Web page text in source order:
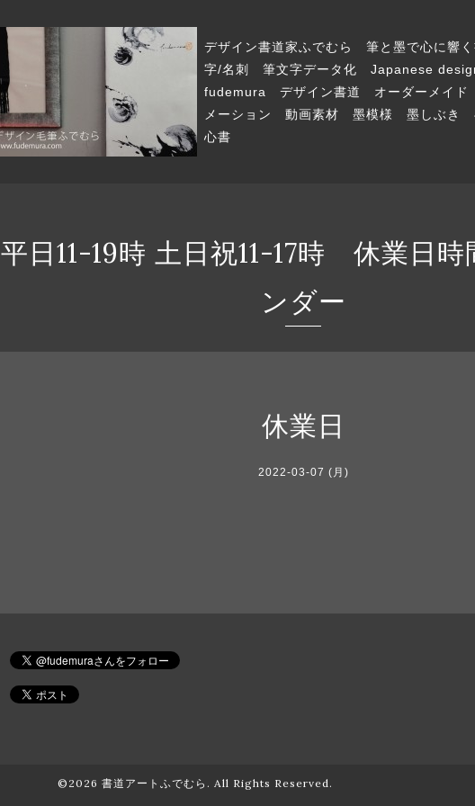
デザイン書道家ふでむら 筆と墨で心に響
字/名刺 筆文字データ化 Japanese
fudemura デザイン書道 オーダーメイ
メーション 動画素材 墨模様 墨しぶき
心書
平日11-19時 土日祝11-17時 休業日時
ンダー
休業日
2022-03-07 (月)
©2026 書道アートふでむら . All Rights Reserved.